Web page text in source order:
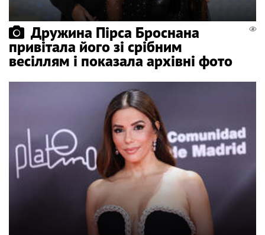
Дружина Пірса Броснана
привітала його зі срібним
весіллям і показала архівні фото